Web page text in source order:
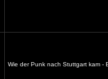
Wie der Punk nach Stuttgart kam -